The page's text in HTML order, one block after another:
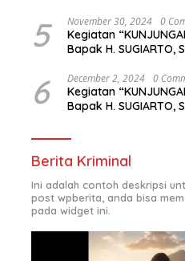
5 November 30, 2024 0
Kegiatan
Bapak H. SUGIARTO,
6 December 2, 2024 0
Kegiatan
Bapak H. SUGIARTO,
Berita Kriminal
Ini adalah contoh deskripsi
post wpberita, anda bisa
pada widget ini.